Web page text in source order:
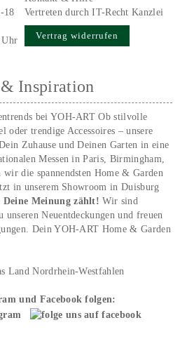
18
Uhr
Vertreten durch IT-Recht Kanzlei
Vertrag widerrufen
Inspiration
bei YOH‑ART Ob stilvolle
oder trendige Accessoires – unsere
Zuhause und Deinen Garten in eine
Messen in Paris, Birmingham,
die spannendsten Home & Garden
in unserem Showroom in Duisburg
Deine Meinung zählt!Wir sind
unseren Neuentdeckungen und freuen
Dein YOH‑ART Home & Garden
Land Nordrhein-Westfahlen
und Facebook folgen: